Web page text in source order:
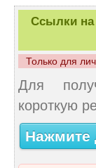
Ссылки на
Только для
Для
короткую
Нажмите